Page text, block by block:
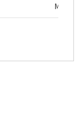
Müller